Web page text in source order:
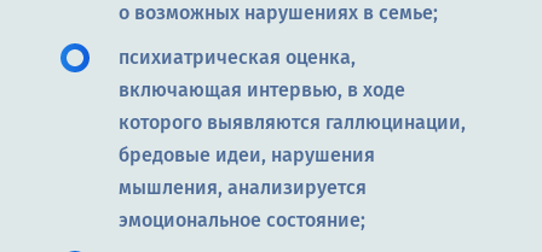
о возможных нарушениях в семье;
психиатрическая оценка,
включающая интервью, в ходе
которого выявляются галлюцинации,
бредовые идеи, нарушения
мышления, анализируется
эмоциональное состояние;